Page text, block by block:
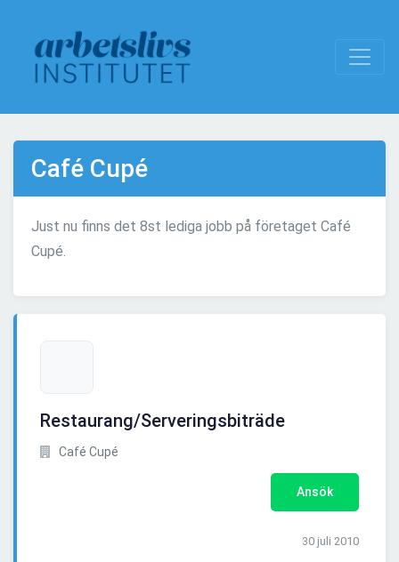
Café Cupé
Just nu finns det 8st lediga jobb på företaget Café
Cupé.
Restaurang/Serveringsbiträde
Café Cupé
Ansök
30 juli 2010